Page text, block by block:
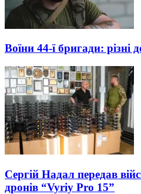
Воїни 44-ї бригади: різні
Сергій Надал передав
дронів “Vyriy Pro 15”